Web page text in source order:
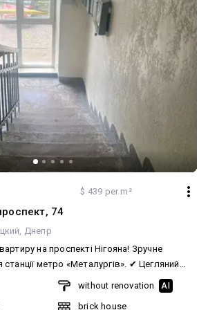
$ 439 per m²
74
Днепр
на проспекті Нігояна! Зручне
метро «Металургів». ✔ Цегляний
надійність, міцність та гарна
— один із найкомфортніших для
without renovation AI
brick house